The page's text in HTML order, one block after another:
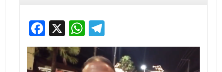
Facebook
X WhatsApp